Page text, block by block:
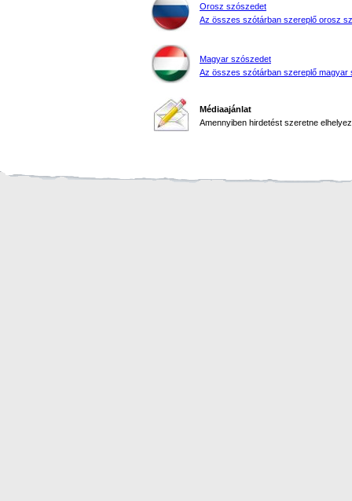
Orosz szószedet
Az összes szótárban szereplő orosz
Magyar szószedet
Az összes szótárban szereplő magyar
Médiaajánlat
Amennyiben hirdetést szeretne